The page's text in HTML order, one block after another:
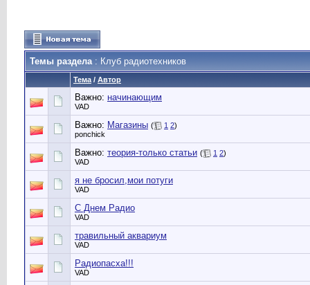
Темы раздела: Клуб радиотехников
Тема / Автор
Важно: начинающим
VAD
Важно: Магазины ( 1 2)
ponchick
Важно: теория-только статьи ( 1 2)
VAD
я не бросил,мои потуги
VAD
С Днем Радио
VAD
травильный аквариум
VAD
Радиопасха!!!
VAD